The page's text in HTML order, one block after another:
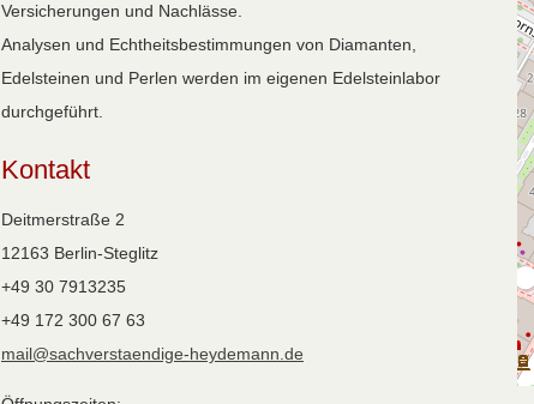
Versicherungen und Nachlässe.
Analysen und Echtheitsbestimmungen von Diamanten,
Edelsteinen und Perlen werden im eigenen Edelsteinlabor
durchgeführt.
Kontakt
Deitmerstraße 2
12163 Berlin-Steglitz
+49 30 7913235
+49 172 300 67 63
mail@sachverstaendige-heydemann.de